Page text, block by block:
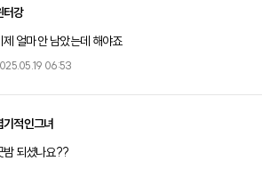
터강
제 얼마 안 남았는데 해야죠
06:53
기적인그녀
밤 되셨나요??